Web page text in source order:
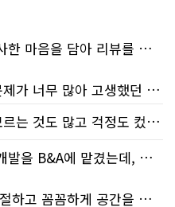
박문호 딜러님께 너무나도 감사한 마음을 담아 리뷰를 남깁니다.
싶었습니다. 그러던 중 사우스포인트의 박문호 딜러님을 만나면서 그동안의 고민이 모두 해결되었습니다.
는 새 차를 받기까지 4~5개월 정도 기다려야 한다고 들었는데, 딜러님의 노력 덕분에 한 달 만에 차량을 받을 수 있었습니다.
부분과 유용한 팁까지 꼼꼼하게 알려주셨습니다. 차에 대해 잘 모르는 저에게는 정말 큰 도움이 되었습니다.
처음으로 새 차를 사다 보니 모르는 것도 많고 걱정도 컸는데 박문호 딜러님 덕분에 전 과정이 너무나 편안하고 만족스러웠습니다! 상담하는 내내 꼼꼼하게 설명해 주신 것은 물론, 복잡한 서류 절차와 차량 옵션 체크까지 세심하게 챙겨주셔서 마음이 정말 든든했습니다. 차량 출고 날에도 긴 시간 할애해 가며 기능을 친절하게 하나하나 설명해 주셔서 큰 도움이 되었는데요, 특히 정비사 출신이셔서 그런지 디테일한 부분까지 전문적으로 말씀해 주셔서 신뢰가 팍팍 갔습니다 ?? 다른분 리뷰에도 있지만 마지막에 "진짜 서비스는 이제부터 시작"이라는 진심어린 말씀에는 깊은 감동을 받았습니다. 앞으로 주변에 차 구매하려는 분이 있다면 무조건 박문호 딜러님 강력 추천입니다! 신경 써주셔서 진심으로 감사드리며, 늘 건강하시고 번창하시길 바랍니다 :)
작은 싱글하우스 베이스먼트 개발을 B&A에 맡겼는데, 처음부터 끝까지 정말 만족스러운 경험이었습니다.
견적 금액도 다른 업체들과 비교했을 때 매우 합리적이었습니다.